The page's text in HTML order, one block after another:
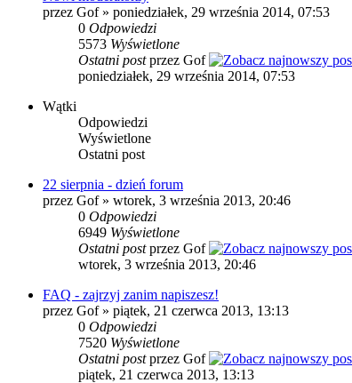
przez Gof » poniedziałek, 29 września 2014, 07:53
0 Odpowiedzi
5573 Wyświetlone
Ostatni postprzez Gof
poniedziałek, 29 września 2014, 07:53
Wątki
Odpowiedzi
Wyświetlone
Ostatni post
22 sierpnia - dzień forum
przez Gof » wtorek, 3 września 2013, 20:46
0 Odpowiedzi
6949 Wyświetlone
Ostatni postprzez Gof
wtorek, 3 września 2013, 20:46
FAQ - zajrzyj zanim napiszesz!
przez Gof » piątek, 21 czerwca 2013, 13:13
0 Odpowiedzi
7520 Wyświetlone
Ostatni postprzez Gof
piątek, 21 czerwca 2013, 13:13